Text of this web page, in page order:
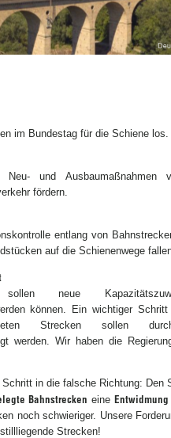
im Bundestag für die Schiene
und Ausbaumaßnahmen
fördern.
entlang von
auf die Schienenwege
neue
können. Ein wichtiger
Strecken sollen
werden. Wir haben die
in die falsche Richtung: Den
Bahnstrecken eine Entwidmung
noch schwieriger. Unsere
Strecken!